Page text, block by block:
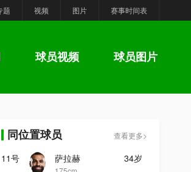
题 视频 图片 赛事时间表
球员视频 球员图片
同位置球员 查看更多>
11号 34岁
萨拉赫